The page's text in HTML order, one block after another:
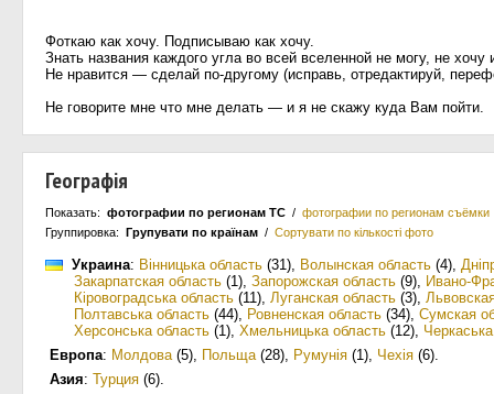
Фоткаю как хочу. Подписываю как хочу.
Знать названия каждого угла во всей вселенной не могу, не хочу
Не нравится — сделай по-другому (исправь, отредактируй,
Не говорите мне что мне делать — и я не скажу куда Вам пойти.
Географія
Показать: фотографии по регионам ТС / фотографии по регионам съёмки
Группировка: Групувати по країнам / Сортувати по кількості фото
Украина: Вiнницька область (31), Волынская область (4),
Закарпатская область (1), Запорожская область (9), Ивано-
Кіровоградська область (11), Луганская область (3),
Полтавська область (44), Ровненская область (34), Сумская
Херсонська область (1), Хмельницька область (12),
Европа: Молдова(5), Польща(28), Румунія (1), Чехія (6).
Азия: Турция (6).